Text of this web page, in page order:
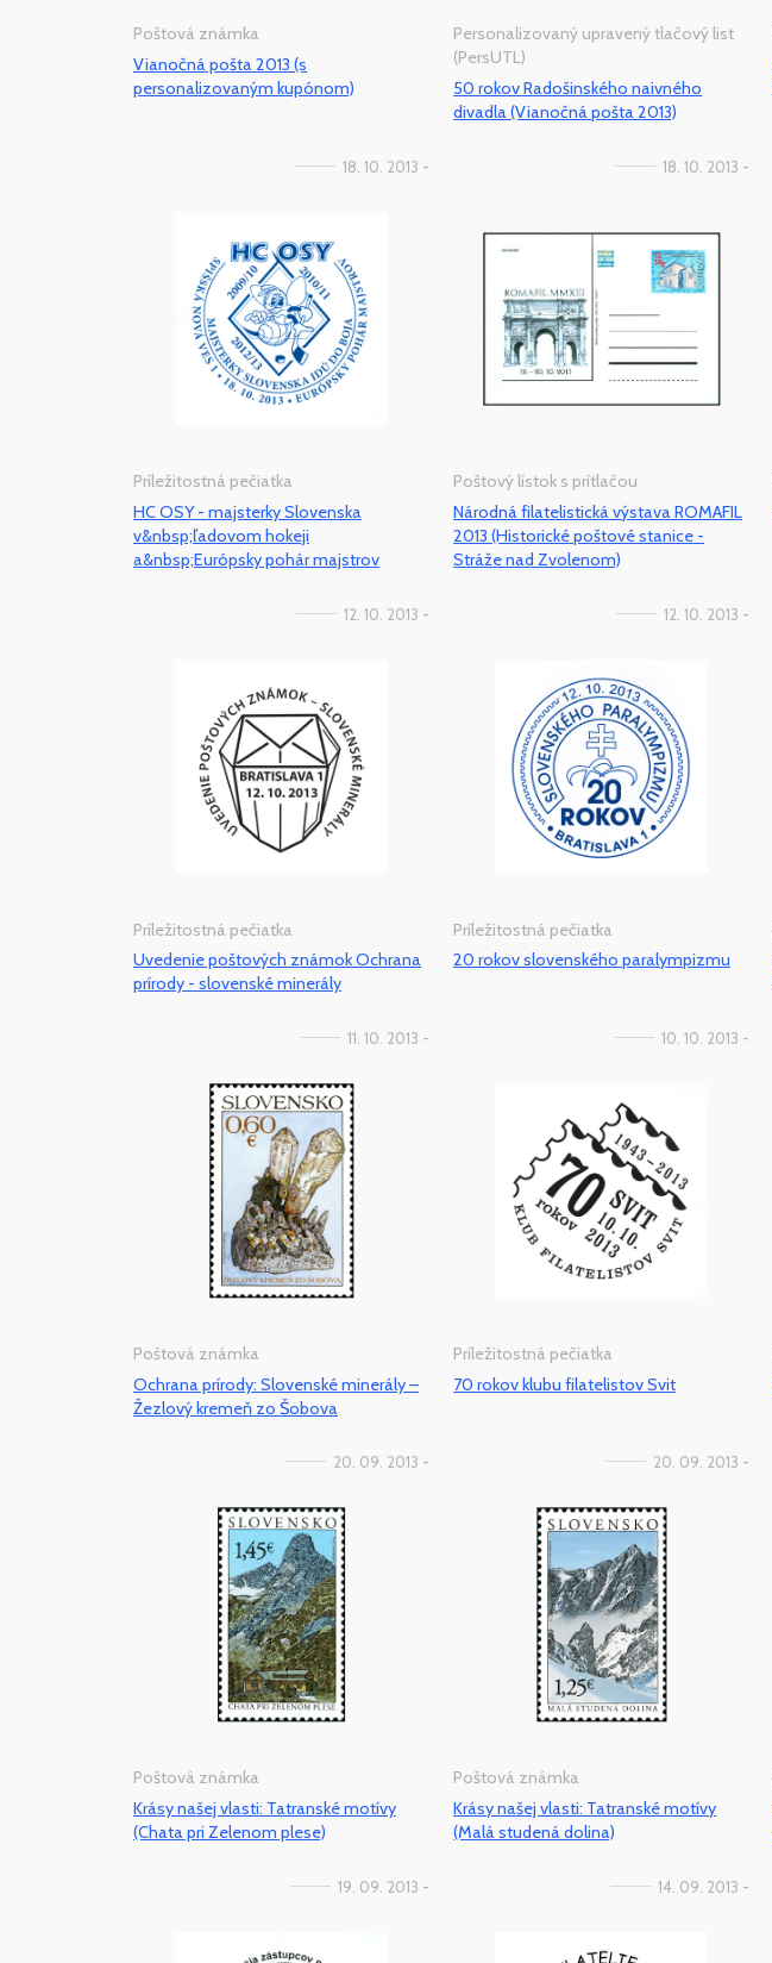
Poštová známka
Vianočná pošta 2013 (s
personalizovaným kupónom)
Personalizovaný upravený tlačový list
(PersUTL)
50 rokov Radošinského naivného
divadla (Vianočná pošta 2013)
18. 10. 2013 -
Príležitostná pečiatka
HC OSY - majsterky Slovenska
v&nbsp;ľadovom hokeji
a&nbsp;Európsky pohár majstrov
18. 10. 2013 -
Poštový lístok s prítlačou
Národná filatelistická výstava ROMAFIL
2013 (Historické poštové stanice -
Stráže nad Zvolenom)
12. 10. 2013 -
Príležitostná pečiatka
Uvedenie poštových známok Ochrana
prírody - slovenské minerály
12. 10. 2013 -
Príležitostná pečiatka
20 rokov slovenského paralympizmu
11. 10. 2013 -
Poštová známka
Ochrana prírody: Slovenské minerály –
Žezlový kremeň zo Šobova
10. 10. 2013 -
Príležitostná pečiatka
70 rokov klubu filatelistov Svit
20. 09. 2013 -
Poštová známka
Krásy našej vlasti: Tatranské motívy
(Chata pri Zelenom plese)
20. 09. 2013 -
Poštová známka
Krásy našej vlasti: Tatranské motívy
(Malá studená dolina)
19. 09. 2013 - 14. 09. 2013 -